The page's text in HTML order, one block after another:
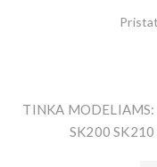
TINKA
SK200